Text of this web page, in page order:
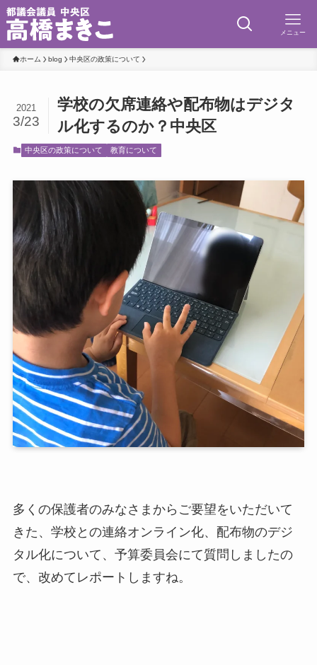
メニュー
ホーム blog 中央区の政策について
学校の欠席連絡や配布物はデジタ
ル化するのか？中央区
2021
3/23
中央区の政策について 教育について
多くの保護者のみなさまからご要望をいただいて
きた、学校との連絡オンライン化、配布物のデジ
タル化について、予算委員会にて質問しましたの
で、改めてレポートしますね。